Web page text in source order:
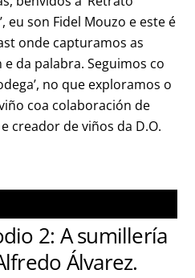
eu son Fidel Mouzo e este é
onde capturamos as
da palabra. Seguimos co
no que exploramos o
coa colaboración de
creador de viños da D.O.
2: A sumillería
Álvarez.